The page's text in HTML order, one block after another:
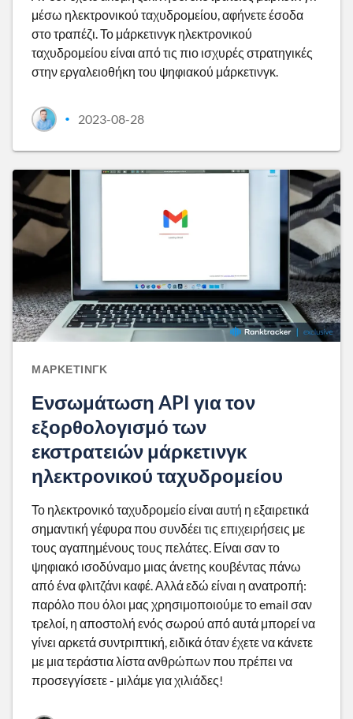
μέσω ηλεκτρονικού ταχυδρομείου, αφήνετε έσοδα
στο τραπέζι. Το μάρκετινγκ ηλεκτρονικού
ταχυδρομείου είναι από τις πιο ισχυρές στρατηγικές
στην εργαλειοθήκη του ψηφιακού μάρκετινγκ.
• 2023-08-28
ΜΆΡΚΕΤΙΝΓΚ
Ενσωμάτωση API για τον
εξορθολογισμό των
εκστρατειών μάρκετινγκ
ηλεκτρονικού ταχυδρομείου
Το ηλεκτρονικό ταχυδρομείο είναι αυτή η εξαιρετικά
σημαντική γέφυρα που συνδέει τις επιχειρήσεις με
τους αγαπημένους τους πελάτες. Είναι σαν το
ψηφιακό ισοδύναμο μιας άνετης κουβέντας πάνω
από ένα φλιτζάνι καφέ. Αλλά εδώ είναι η ανατροπή:
παρόλο που όλοι μας χρησιμοποιούμε το email σαν
τρελοί, η αποστολή ενός σωρού από αυτά μπορεί να
γίνει αρκετά συντριπτική, ειδικά όταν έχετε να κάνετε
με μια τεράστια λίστα ανθρώπων που πρέπει να
προσεγγίσετε - μιλάμε για χιλιάδες!